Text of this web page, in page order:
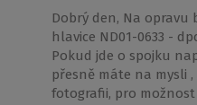
Dobrý den, Na opravu
hlavice ND01-0633 -
Pokud jde o spojku
přesně máte na mysli
fotografii, pro